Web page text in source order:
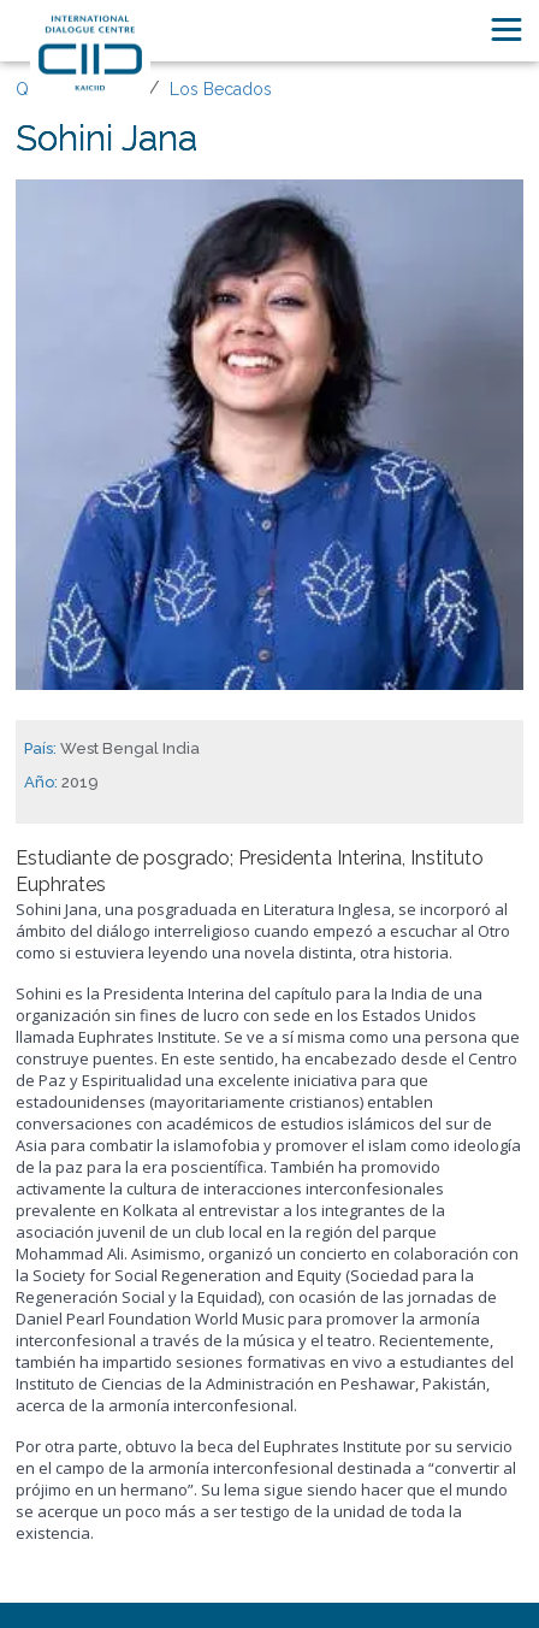
Quiénes somos Los Becados
Sohini Jana
País:West Bengal India
Año:2019
Estudiante de posgrado; Presidenta Interina, Instituto
Euphrates
Sohini Jana, una posgraduada en Literatura Inglesa, se incorporó al
ámbito del diálogo interreligioso cuando empezó a escuchar al Otro
como si estuviera leyendo una novela distinta, otra historia.
Sohini es la Presidenta Interina del capítulo para la India de una
organización sin fines de lucro con sede en los Estados Unidos
llamada Euphrates Institute. Se ve a sí misma como una persona que
construye puentes. En este sentido, ha encabezado desde el Centro
de Paz y Espiritualidad una excelente iniciativa para que
estadounidenses (mayoritariamente cristianos) entablen
conversaciones con académicos de estudios islámicos del sur de
Asia para combatir la islamofobia y promover el islam como ideología
de la paz para la era poscientífica. También ha promovido
activamente la cultura de interacciones interconfesionales
prevalente en Kolkata al entrevistar a los integrantes de la
asociación juvenil de un club local en la región del parque
Mohammad Ali. Asimismo, organizó un concierto en colaboración con
la Society for Social Regeneration and Equity (Sociedad para la
Regeneración Social y la Equidad), con ocasión de las jornadas de
Daniel Pearl Foundation World Music para promover la armonía
interconfesional a través de la música y el teatro. Recientemente,
también ha impartido sesiones formativas en vivo a estudiantes del
Instituto de Ciencias de la Administración en Peshawar, Pakistán,
acerca de la armonía interconfesional.
Por otra parte, obtuvo la beca del Euphrates Institute por su servicio
en el campo de la armonía interconfesional destinada a “convertir al
prójimo en un hermano”. Su lema sigue siendo hacer que el mundo
se acerque un poco más a ser testigo de la unidad de toda la
existencia.